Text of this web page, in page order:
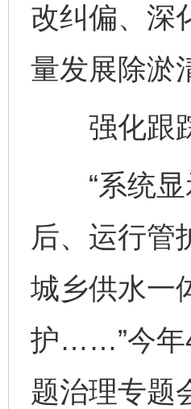
改纠偏、深
量发展除淤
强化跟踪
“系统显
后、运行管
城乡供水一
护……”今年
题治理专题